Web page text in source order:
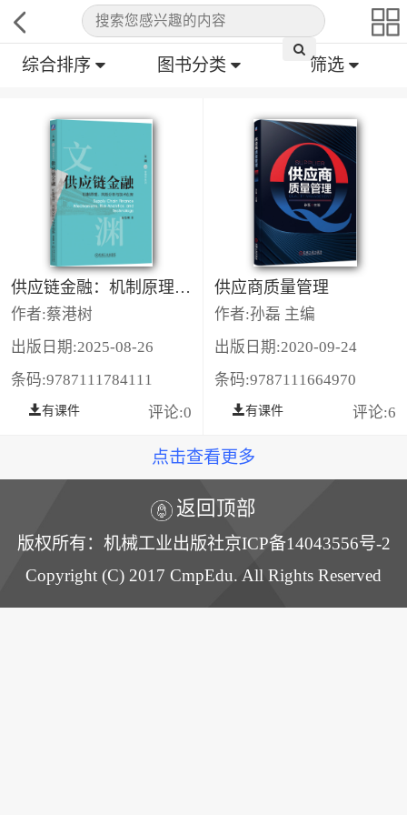
综合排序 图书分类 筛选
供应链金融：机制原理、风险分析与技术创新
作者:蔡港树
出版日期:2025-08-26
条码:9787111784111
有课件 评论:0
供应商质量管理
作者:孙磊 主编
出版日期:2020-09-24
条码:9787111664970
有课件 评论:6
点击查看更多
返回顶部
版权所有：机械工业出版社京ICP备14043556号-2
Copyright (C) 2017 CmpEdu. All Rights Reserved